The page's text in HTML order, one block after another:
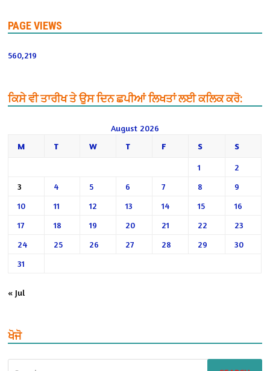
PAGE VIEWS
560,219
ਕਿਸੇ ਵੀ ਤਾਰੀਖ ਤੇ ਉਸ ਦਿਨ ਛਪੀਆਂ ਲਿਖਤਾਂ ਲਈ ਕਲਿਕ ਕਰੋ:
August 2026
M
T W T F S S
1
2
3
4 5 6 7 8
9
10
11 12 13 14 15
16
17
18 19 20 21 22
23
24
25 26 27 28 29
30
31
« Jul
ਖੋਜੋ